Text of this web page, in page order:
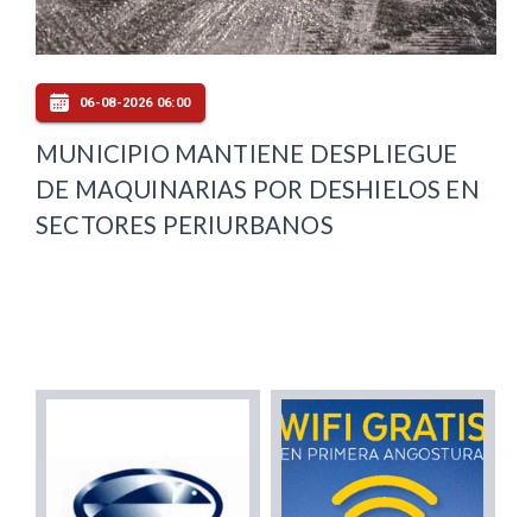
06-08-2026 06:00
MUNICIPIO MANTIENE DESPLIEGUE
DE MAQUINARIAS POR DESHIELOS EN
SECTORES PERIURBANOS